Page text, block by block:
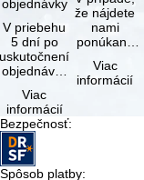
objednávky
V priebehu
5 dní po
uskutočnení
objednávky
tejto
objednávky
bezplatne
…
Viac
informácií
že nájdete
nami
ponúkaný
rovnakými
službami
Viac
informácií
Bezpečnosť:
Spôsob platby: